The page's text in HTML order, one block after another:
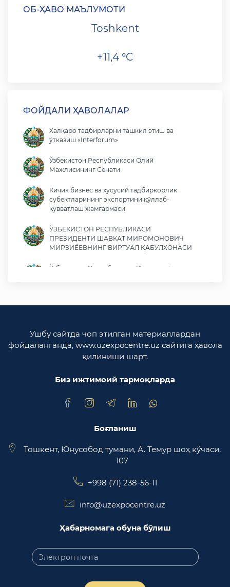
ОБ-ҲАВО МАЪЛУМОТИ
Toshkent
+11,4 °C
ФОЙДАЛИ ҲАВОЛАЛАР
Халқаро тадбирларни ташкил этиш ва
ўтказиш «Interforum»
Ўзбекистон Республикаси Олий
Мажлисининг Сенати
Кичик бизнес ва хусусий тадбиркорлик
субектларининг экспортини қўллаб-
қувватлаш жамғармаси
ЎЗБЕКИСТОН РЕСПУБЛИКАСИ
ПРЕЗИДЕНТИ ШАВКАТ МИРОМОНОВИЧ
МИРЗИЁЕВНИНГ ВИРТУАЛ ҚАБУЛХОНАСИ
Ўзбекистон Республикаси Иқтисодиёт ва
вазирлиги
Қонунчилик палатаси
Ўзбекистон Республикаси Адлия вазирлиги
Trade Uzbekistan миллий экспортбоп савдо
Ушбу сайтда чоп этилган материаллардан
фойдаланганда, www.uzexpocentre.uz сайтига ҳавола
қилиниши шарт.
Биз ижтимоий тармоқларда
Боғланиш
Тошкент, Юнусобод тумани, А. Темур шоҳ кўчаси,
107
+998 (71) 238-56-11
info@uzexpocentre.uz
Ҳабарномага обуна бўлиш